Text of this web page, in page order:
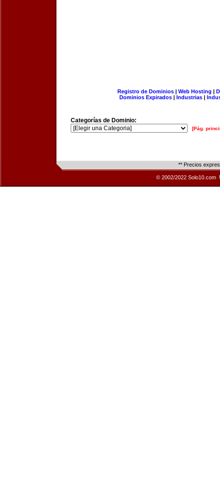
Registro de Dominios| Web Hosting |
Dominios Expirados | Industrias |
Categorías de Dominio:
[Pág.
** Precios
© 2002/2022 Solo10.com